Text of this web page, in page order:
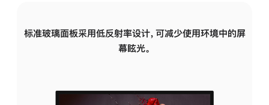
标准玻璃面板采用低反射率设计，可减少使用环境中的屏
幕眩光。